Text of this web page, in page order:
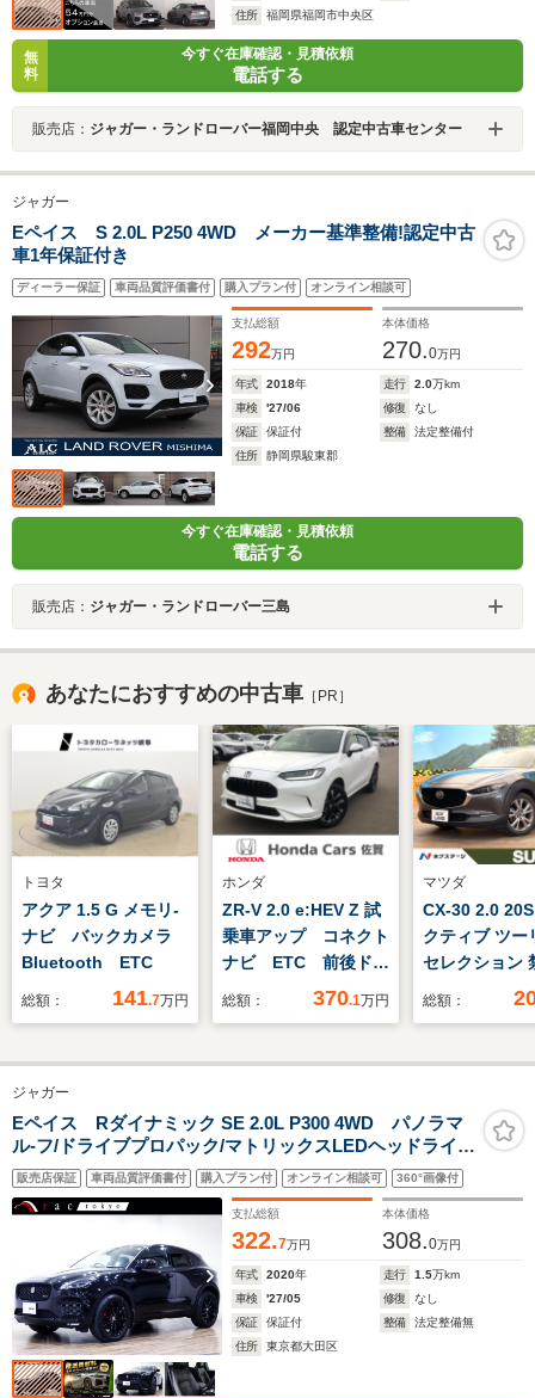
住所
福岡県福岡市中央区
無
料
今すぐ在庫確認・見積依頼
電話する
販売店： ジャガー・ランドローバー福岡中央 認定中古車センター
ジャガー
Eペイス S 2.0L P250 4WD メーカー基準整備!認定中古
車1年保証付き
ディーラー保証 車両品質評価書付 購入プラン付 オンライン相談可
支払総額
292万円
本体価格
270.0万円
年式 2018年 走行 2.0万km
車検
'27/06 修復
なし
保証
保証付 整備
法定整備付
住所
静岡県駿東郡
今すぐ在庫確認・見積依頼
電話する
販売店： ジャガー・ランドローバー三島
あなたにおすすめの中古車 ［PR］
トヨタ
アクア 1.5 G メモリ-
ナビ バックカメラ
Bluetooth ETC
総額： 141.7万円
ホンダ
ZR-V 2.0 e:HEV Z 試
乗車アップ コネクト
ナビ ETC 前後ドラ
レコ ブラインドスポ
総額： 370.1万円
マツダ
CX-30 2.0
クティブ ツー
セレクション
車 全周囲カ
動リアゲート
ーナーセンサ
ートキー
ド ビルトイ
純正18インチ
総額：
ジャガー
Eペイス Rダイナミック SE 2.0L P300 4WD パノラマ
ル-フ/ドライブプロパック/マトリックスLEDヘッドライト
パック/ブラックエクステリアパック/14Way電動フロント
シ-ト(ヒ-タ-/メモリ付)/20インチスタイル5051グロスブラ
ック/レッドキャリパ-/Pガラス/
販売店保証 車両品質評価書付 購入プラン付 オンライン相談可 360°画像付
支払総額
322.7万円
本体価格
308.0万円
年式 2020年 走行 1.5万km
車検
'27/05 修復
なし
保証
保証付 整備
法定整備無
住所
東京都大田区